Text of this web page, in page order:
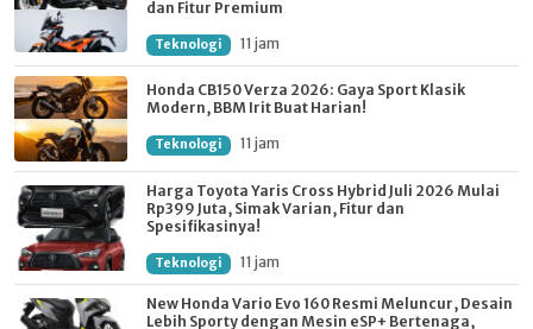
dan Fitur Premium
Teknologi 11 jam
Honda CB150 Verza 2026: Gaya Sport Klasik
Modern, BBM Irit Buat Harian!
Teknologi 11 jam
Harga Toyota Yaris Cross Hybrid Juli 2026 Mulai
Rp399 Juta, Simak Varian, Fitur dan
Spesifikasinya!
Teknologi 11 jam
New Honda Vario Evo 160 Resmi Meluncur, Desain
Lebih Sporty dengan Mesin eSP+ Bertenaga,